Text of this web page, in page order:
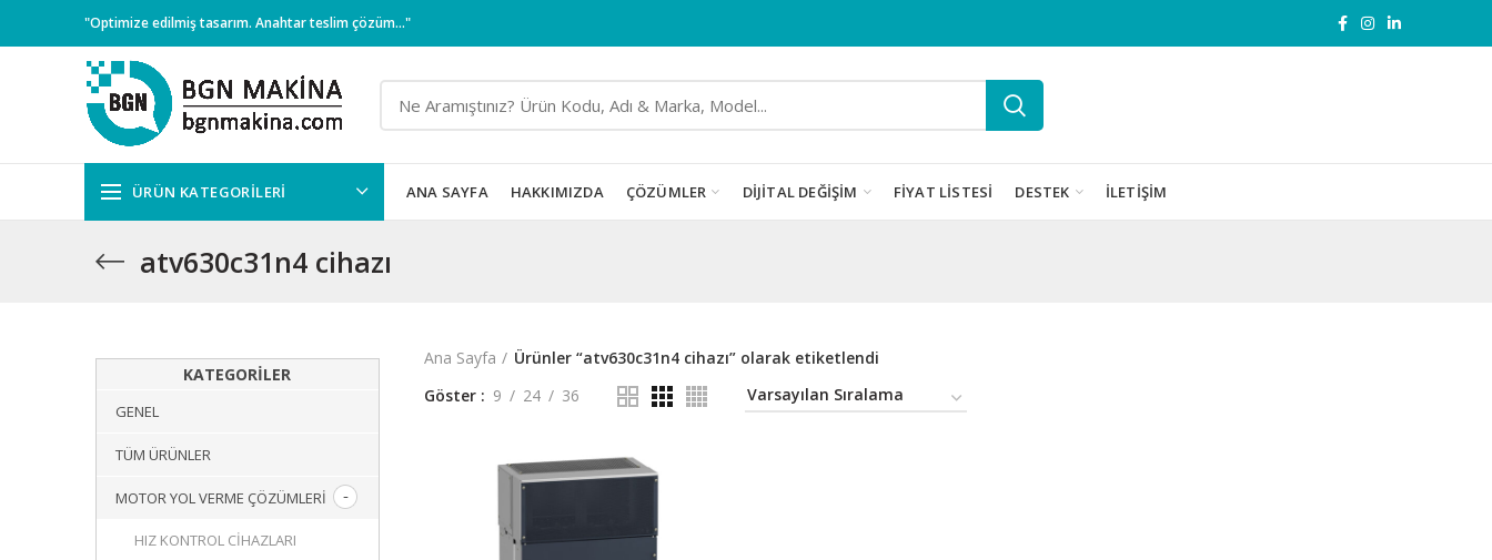
"Optimize edilmiş tasarım. Anahtar teslim çözüm..."
ÜRÜN KATEGORILERI ANA SAYFA HAKKIMIZDA ÇÖZÜMLER DIJITAL DEĞIŞIM FIYAT LISTESI DESTEK İLETIŞIM
atv630c31n4 cihazı
KATEGORILER
GENEL
TÜM ÜRÜNLER
MOTOR YOL VERME ÇÖZÜMLERI
HIZ KONTROL CIHAZLARI
Ana Sayfa
Ürünler “atv630c31n4 cihazı” olarak etiketlendi
Göster
9 24 36